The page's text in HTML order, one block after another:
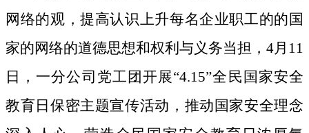
网络的观，提高认识上升每名企业职工的的国
家的网络的道德思想和权利与义务当担，4月11
日，一分公司党工团开展“4.15”全民国家安全
教育日保密主题宣传活动，推动国家安全理念